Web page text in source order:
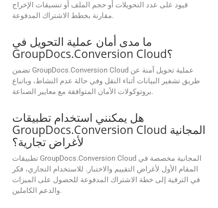
قيود على عدد التحويلات أو حجم الملف أو تنسيقات الإخراج
مقارنة بخطط الاشتراك المدفوعة.
ما مدى أمان عملية التحويل في
GroupDocs.Conversion Cloud؟
تضمن GroupDocs.Conversion Cloud عملية تحويل آمنة عن
طريق تشفير البيانات أثناء النقل وفي حالة عدم النشاط، وباتباع
بروتوكولات الأمان المتوافقة مع معايير الصناعة.
هل يمكنني استخدام تطبيقات
GroupDocs.Conversion Cloud المجانية
لأغراض تجارية؟
تطبيقات GroupDocs.Conversion Cloud المجانية مخصصة في
المقام الأول لأغراض التقييم والاختبار. للاستخدام التجاري، فكر
في الترقية إلى خطة الاشتراك المدفوعة للحصول على الميزات
والدعم الكاملين.